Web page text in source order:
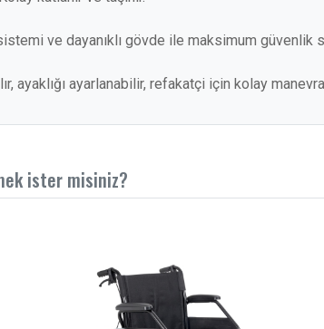
ve dayanıklı gövde ile maksimum güvenlik
ayaklığı ayarlanabilir, refakatçi için kolay
ister misiniz?